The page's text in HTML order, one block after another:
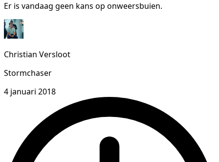
Er is vandaag geen kans op onweersbuien.
Christian Versloot
Stormchaser
4 januari 2018